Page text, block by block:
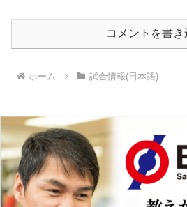
コメントを書き
ホーム 試合情報(日本語)